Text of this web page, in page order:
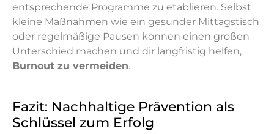
entsprechende Programme zu etablieren. Selbst
kleine Maßnahmen wie ein gesunder Mittagstisch
oder regelmäßige Pausen können einen großen
Unterschied machen und dir langfristig helfen,
Burnout zu vermeiden.
Fazit: Nachhaltige Prävention als
Schlüssel zum Erfolg